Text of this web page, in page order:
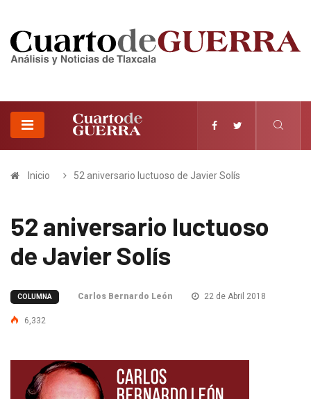
Inicio 52 aniversario luctuoso de Javier Solís
52 aniversario luctuoso
de Javier Solís
COLUMNA Carlos Bernardo León 22 de Abril 2018
6,332